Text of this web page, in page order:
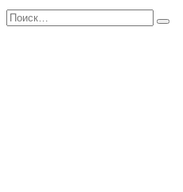
Перейти
Search